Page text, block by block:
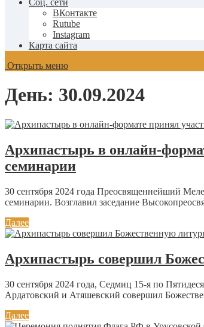
Соц. сети
ВКонтакте
Rutube
Instagram
Карта сайта
Открыть меню
День: 30.09.2024
Архипастырь в онлайн-
семинарии
30 сентября 2024 года Преосвященнейший
семинарии. Возглавил заседание
Далее
Архипастырь совершил
30 сентября 2024 года, Седмиц 15-я по
Ардатовский и Атяшевский совершил
Далее